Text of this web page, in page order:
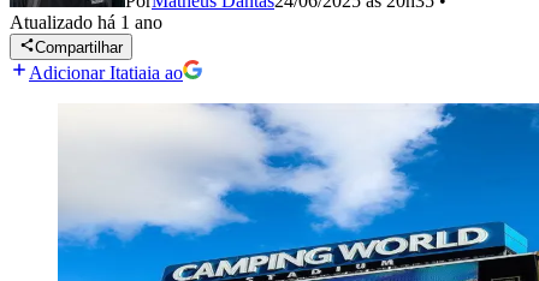
Atualizado há 1 ano
Compartilhar
Adicionar Itatiaia ao